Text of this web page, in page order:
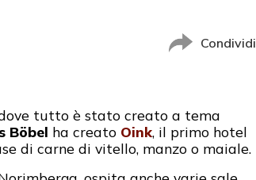
Condividi
tutto è stato creato a tema
Böbel ha creato Oink, il primo hotel
di carne di vitello, manzo o maiale.